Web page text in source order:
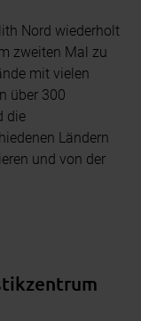
Nord wiederholt
zweiten Mal zu
mit vielen
über 300
die
Ländern
und von der